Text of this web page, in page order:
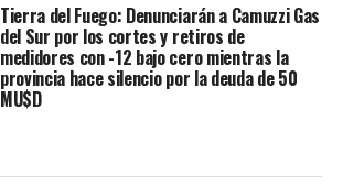
Tierra del Fuego: Denunciarán a Camuzzi Gas
del Sur por los cortes y retiros de
medidores con -12 bajo cero mientras la
provincia hace silencio por la deuda de 50
MU$D